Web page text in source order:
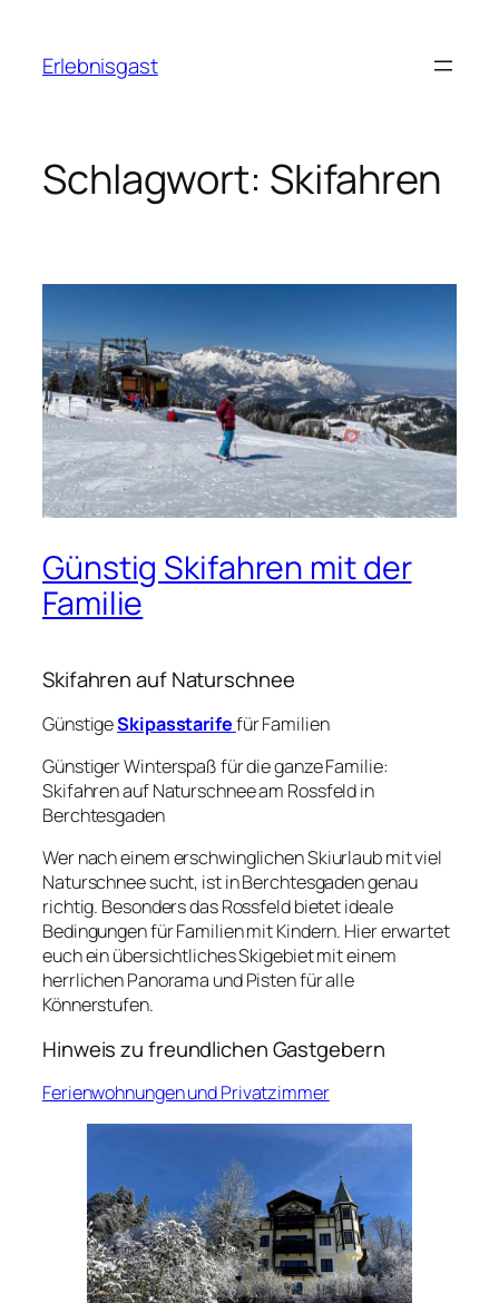
springen
Erlebnisgast
Schlagwort: Skifahren
Günstig Skifahren mit der
Familie
Skifahren auf Naturschnee
GünstigeSkipasstarifefür Familien
Günstiger Winterspaß für die ganze Familie:
Skifahren auf Naturschnee am Rossfeld in
Berchtesgaden
Wer nach einem erschwinglichen Skiurlaub mit viel
Naturschnee sucht, ist in Berchtesgaden genau
richtig. Besonders das Rossfeld bietet ideale
Bedingungen für Familien mit Kindern. Hier erwartet
euch ein übersichtliches Skigebiet mit einem
herrlichen Panorama und Pisten für alle
Könnerstufen.
Hinweis zu freundlichen Gastgebern
Ferienwohnungen und Privatzimmer